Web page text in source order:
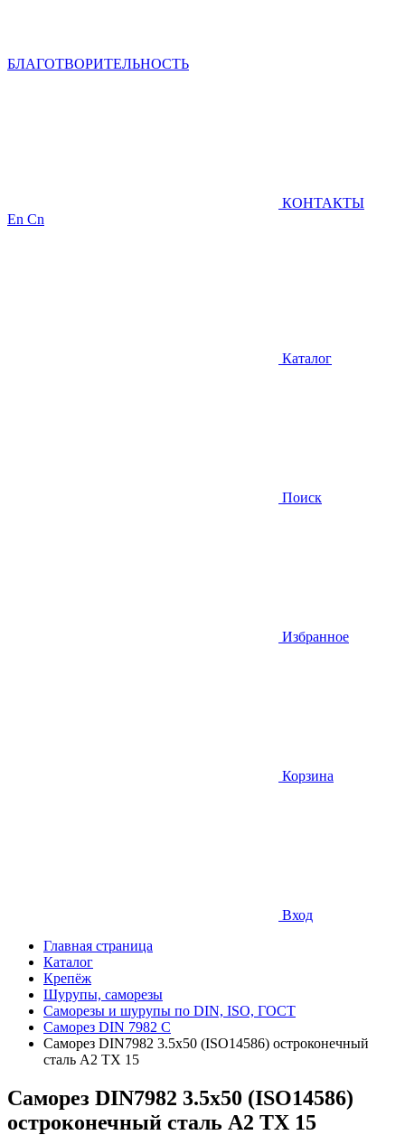
БЛАГОТВОРИТЕЛЬНОСТЬ
КОНТАКТЫ
En Cn
Каталог
Поиск
Избранное
Корзина
Вход
Главная страница
Каталог
Крепёж
Шурупы, саморезы
Саморезы и шурупы по DIN, ISO, ГОСТ
Саморез DIN 7982 C
Саморез DIN7982 3.5х50 (ISO14586) остроконечный
сталь A2 TX 15
Саморез DIN7982 3.5х50 (ISO14586)
остроконечный сталь A2 TX 15